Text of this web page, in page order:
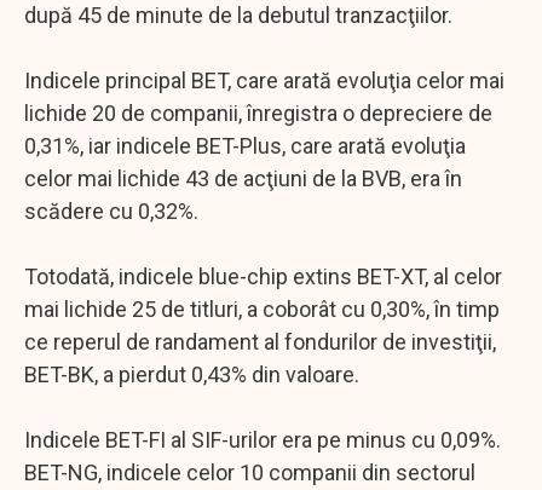
după 45 de minute de la debutul tranzacţiilor.
Indicele principal BET, care arată evoluţia celor mai
lichide 20 de companii, înregistra o depreciere de
0,31%, iar indicele BET-Plus, care arată evoluţia
celor mai lichide 43 de acţiuni de la BVB, era în
scădere cu 0,32%.
Totodată, indicele blue-chip extins BET-XT, al celor
mai lichide 25 de titluri, a coborât cu 0,30%, în timp
ce reperul de randament al fondurilor de investiţii,
BET-BK, a pierdut 0,43% din valoare.
Indicele BET-FI al SIF-urilor era pe minus cu 0,09%.
BET-NG, indicele celor 10 companii din sectorul